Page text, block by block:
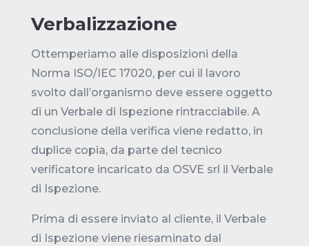
Verbalizzazione
Ottemperiamo alle disposizioni della
Norma ISO/IEC 17020, per cui il lavoro
svolto dall’organismo deve essere oggetto
di un Verbale di Ispezione rintracciabile. A
conclusione della verifica viene redatto, in
duplice copia, da parte del tecnico
verificatore incaricato da OSVE srl il Verbale
di Ispezione.
Prima di essere inviato al cliente, il Verbale
di Ispezione viene riesaminato dal